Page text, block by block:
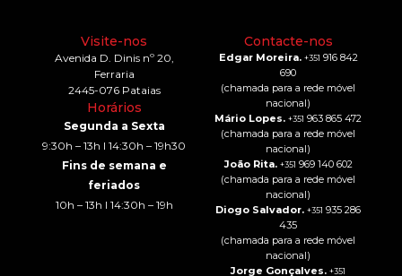
Visite-nos
Avenida D. Dinis nº 20,
Ferraria
2445-076 Pataias
Horários
Segunda a Sexta
9:30h – 13h I 14:30h – 19h30
Fins de semana e
feriados
10h – 13h I 14:30h – 19h
Contacte-nos
Edgar Moreira. +351 916 842
690
(chamada para a rede móvel
nacional)
Mário Lopes. +351 963 865 472
(chamada para a rede móvel
nacional)
João Rita. +351 969 140 602
(chamada para a rede móvel
nacional)
Diogo Salvador. +351 935 286
435
(chamada para a rede móvel
nacional)
Jorge Gonçalves. +351